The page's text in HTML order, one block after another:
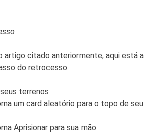
artigo citado anteriormente, aqui está a
do retrocesso.
terrenos
um card aleatório para o topo de seu
Aprisionar para sua mão